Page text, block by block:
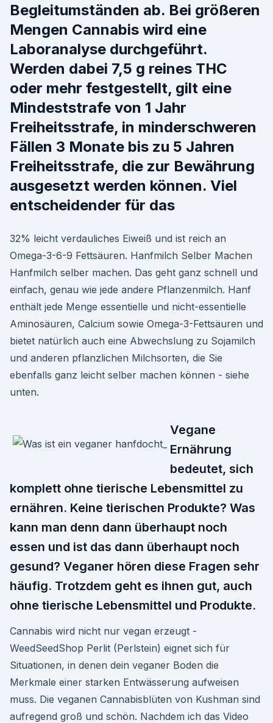
Begleitumständen ab. Bei größeren
Mengen Cannabis wird eine
Laboranalyse durchgeführt.
Werden dabei 7,5 g reines THC
oder mehr festgestellt, gilt eine
Mindeststrafe von 1 Jahr
Freiheitsstrafe, in minderschweren
Fällen 3 Monate bis zu 5 Jahren
Freiheitsstrafe, die zur Bewährung
ausgesetzt werden können. Viel
entscheidender für das
32% leicht verdauliches Eiweiß und ist reich an
Omega-3-6-9 Fettsäuren. Hanfmilch Selber Machen
Hanfmilch selber machen. Das geht ganz schnell und
einfach, genau wie jede andere Pflanzenmilch. Hanf
enthält jede Menge essentielle und nicht-essentielle
Aminosäuren, Calcium sowie Omega-3-Fettsäuren und
bietet natürlich auch eine Abwechslung zu Sojamilch
und anderen pflanzlichen Milchsorten, die Sie
ebenfalls ganz leicht selber machen können - siehe
unten.
Vegane
Ernährung
bedeutet, sich
komplett ohne tierische Lebensmittel zu
ernähren. Keine tierischen Produkte? Was
kann man denn dann überhaupt noch
essen und ist das dann überhaupt noch
gesund? Veganer hören diese Fragen sehr
häufig. Trotzdem geht es ihnen gut, auch
ohne tierische Lebensmittel und Produkte.
Cannabis wird nicht nur vegan erzeugt -
WeedSeedShop Perlit (Perlstein) eignet sich für
Situationen, in denen dein veganer Boden die
Merkmale einer starken Entwässerung aufweisen
muss. Die veganen Cannabisblüten von Kushman sind
aufregend groß und schön. Nachdem ich das Video